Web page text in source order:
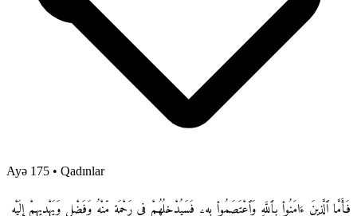
Ayə 175 • Qadınlar
فَأَمَّا ٱلَّذِينَ ءَامَنُوا۟ بِٱللَّهِ وَٱعْتَصَمُوا۟ بِهِۦ فَسَيُدْخِلُهُمْ فِى رَحْمَةٍ مِّنْهُ وَفَضْلٍ وَيَهْدِيهِمْ إِلَيْهِ